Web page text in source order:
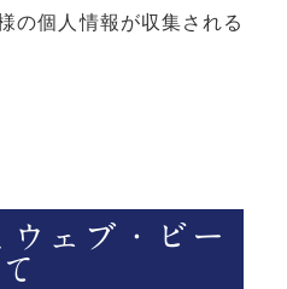
の個人情報が収集される
ウェブ・ビー